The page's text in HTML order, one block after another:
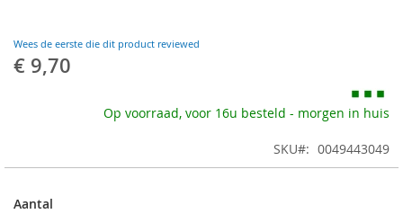
Wees de eerste die dit product reviewed
€ 9,70
Op voorraad, voor 16u besteld - morgen in huis
SKU 0049443049
Aantal